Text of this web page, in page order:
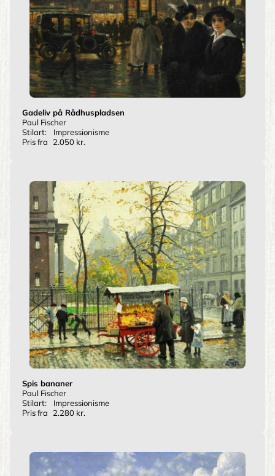
Gadeliv på Rådhuspladsen
Paul Fischer
Stilart:
Impressionisme
Pris fra
2.050 kr.
Spis bananer
Paul Fischer
Stilart:
Impressionisme
Pris fra
2.280 kr.